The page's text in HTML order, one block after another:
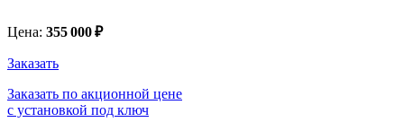
Цена: 355 000₽
Заказать
Заказать по акционной цене
с установкой под ключ